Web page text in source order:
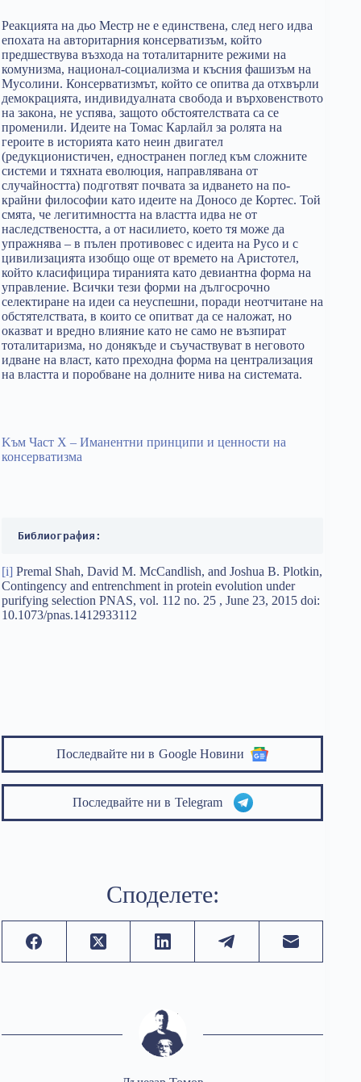
Реакцията на дьо Местр не е единствена, след него идва
епохата на авторитарния консерватизъм, който
предшествува възхода на тоталитарните режими на
комунизма, национал-социализма и късния фашизъм на
Мусолини. Консерватизмът, който се опитва да отхвърли
демокрацията, индивидуалната свобода и върховенството
на закона, не успява, защото обстоятелствата са се
променили. Идеите на Томас Карлайл за ролята на
героите в историята като неин двигател
(редукционистичен, едностранен поглед към сложните
системи и тяхната еволюция, направлявана от
случайността) подготвят почвата за идването на по-
крайни философии като идеите на Доносо де Кортес. Той
смята, че легитимността на властта идва не от
наследствеността, а от насилието, което тя може да
упражнява – в пълен противовес с идеита на Русо и с
цивилизацията изобщо още от времето на Аристотел,
който класифицира тиранията като девиантна форма на
управление. Всички тези форми на дългосрочно
селектиране на идеи са неуспешни, поради неотчитане на
обстятелствата, в които се опитват да се наложат, но
оказват и вредно влияние като не само не възпират
тоталитаризма, но донякъде и съучаствуват в неговото
идване на власт, като преходна форма на централизация
на властта и поробване на долните нива на системата.
Kъм Част X – Иманентни принципи и ценности на
консерватизма
Библиография:
[i] Premal Shah, David M. McCandlish, and Joshua B. Plotkin,
Contingency and entrenchment in protein evolution under
purifying selection PNAS, vol. 112 no. 25 , June 23, 2015 doi:
10.1073/pnas.1412933112
Последвайте ни в Google Новини
Последвайте ни в Telegram
Споделете: